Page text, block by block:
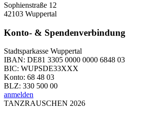
Sophienstraße 12
42103 Wuppertal
Konto- & Spendenverbindung
Stadtsparkasse Wuppertal
IBAN: DE81 3305 0000 0000 6848 03
BIC: WUPSDE33XXX
Konto: 68 48 03
BLZ: 330 500 00
anmelden
TANZRAUSCHEN 2026